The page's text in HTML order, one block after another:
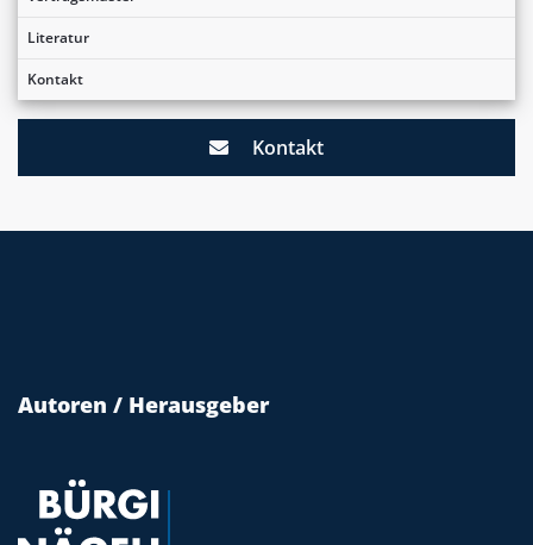
Literatur
Kontakt
Kontakt
Autoren / Herausgeber